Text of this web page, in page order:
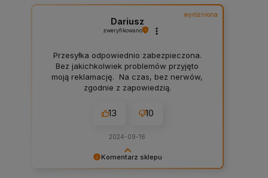
Komentarz sklepu
wyróżniona
Dariusz
zweryfikowano
Przesyłka odpowiednio zabezpieczona.
Bez jakichkolwiek problemów przyjęto
moją reklamację. Na czas, bez nerwów,
zgodnie z zapowiedzią.
13 10
2024-09-16